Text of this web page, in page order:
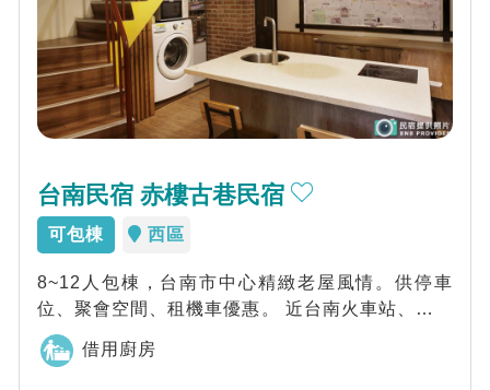
台南民宿 赤樓古巷民宿
可包棟 西區
8~12人包棟，台南市中心精緻老屋風情。供停車
位、聚會空間、租機車優惠。 ​近台南火車站、赤崁
樓、林百貨、國華街美食。
借用廚房